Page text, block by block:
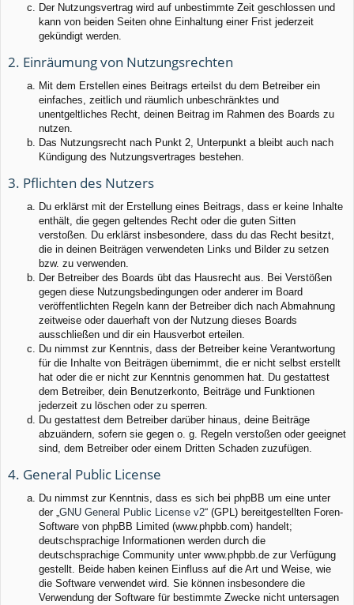
Der Nutzungsvertrag wird auf unbestimmte Zeit geschlossen und
kann von beiden Seiten ohne Einhaltung einer Frist jederzeit
gekündigt werden.
2. Einräumung von Nutzungsrechten
Mit dem Erstellen eines Beitrags erteilst du dem Betreiber ein
einfaches, zeitlich und räumlich unbeschränktes und
unentgeltliches Recht, deinen Beitrag im Rahmen des Boards zu
nutzen.
Das Nutzungsrecht nach Punkt 2, Unterpunkt a bleibt auch nach
Kündigung des Nutzungsvertrages bestehen.
3. Pflichten des Nutzers
Du erklärst mit der Erstellung eines Beitrags, dass er keine Inhalte
enthält, die gegen geltendes Recht oder die guten Sitten
verstoßen. Du erklärst insbesondere, dass du das Recht besitzt,
die in deinen Beiträgen verwendeten Links und Bilder zu setzen
bzw. zu verwenden.
Der Betreiber des Boards übt das Hausrecht aus. Bei Verstößen
gegen diese Nutzungsbedingungen oder anderer im Board
veröffentlichten Regeln kann der Betreiber dich nach Abmahnung
zeitweise oder dauerhaft von der Nutzung dieses Boards
ausschließen und dir ein Hausverbot erteilen.
Du nimmst zur Kenntnis, dass der Betreiber keine Verantwortung
für die Inhalte von Beiträgen übernimmt, die er nicht selbst erstellt
hat oder die er nicht zur Kenntnis genommen hat. Du gestattest
dem Betreiber, dein Benutzerkonto, Beiträge und Funktionen
jederzeit zu löschen oder zu sperren.
Du gestattest dem Betreiber darüber hinaus, deine Beiträge
abzuändern, sofern sie gegen o. g. Regeln verstoßen oder geeignet
sind, dem Betreiber oder einem Dritten Schaden zuzufügen.
4. General Public License
Du nimmst zur Kenntnis, dass es sich bei phpBB um eine unter
der „GNU General Public License v2“ (GPL) bereitgestellten Foren-
Software von phpBB Limited (www.phpbb.com) handelt;
deutschsprachige Informationen werden durch die
deutschsprachige Community unter www.phpbb.de zur Verfügung
gestellt. Beide haben keinen Einfluss auf die Art und Weise, wie
die Software verwendet wird. Sie können insbesondere die
Verwendung der Software für bestimmte Zwecke nicht untersagen